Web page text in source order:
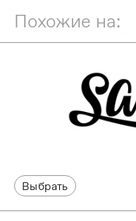
Похожие на:
Выбрать